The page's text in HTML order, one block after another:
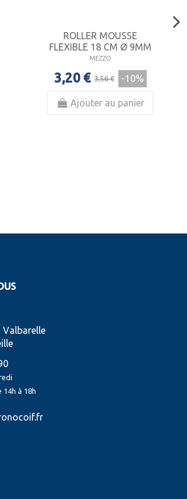
ROLLER MOUSSE
FLEXIBLE 18 CM Ø 9MM
MEZZO
3,20 € 3,56 € -10%
Ajouter au panier
Valbarelle
14h à 18h